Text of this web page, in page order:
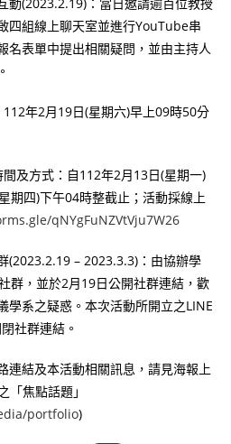
四組線上聊天室並進行YouTube串
名表單中提出相關疑問，並由主持人
年2月19日(星期六)早上09時50分
及方式：自112年2月13日(星期一)
期四)下午04時整截止；活動採線上
qNYgFuNZVtVju7W26
(2023.2.19 – 2023.3.3)：由協辦學
群，並於2月19日公開社群連結，歡
學系之疑惑。本次活動所開立之LINE
社群連結。
連結及本活動相關訊息，請見海報上
「焦點話題」
portfolio)